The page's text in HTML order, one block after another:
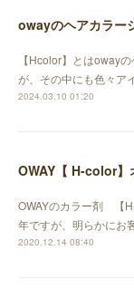
owayのヘアカラー
【Hcolor】とはoway
が、その中にも色々ア
2024.03.10 01:20
OWAYのカラー剤 【
年ですが、明らかにお
2020.12.14 08:40